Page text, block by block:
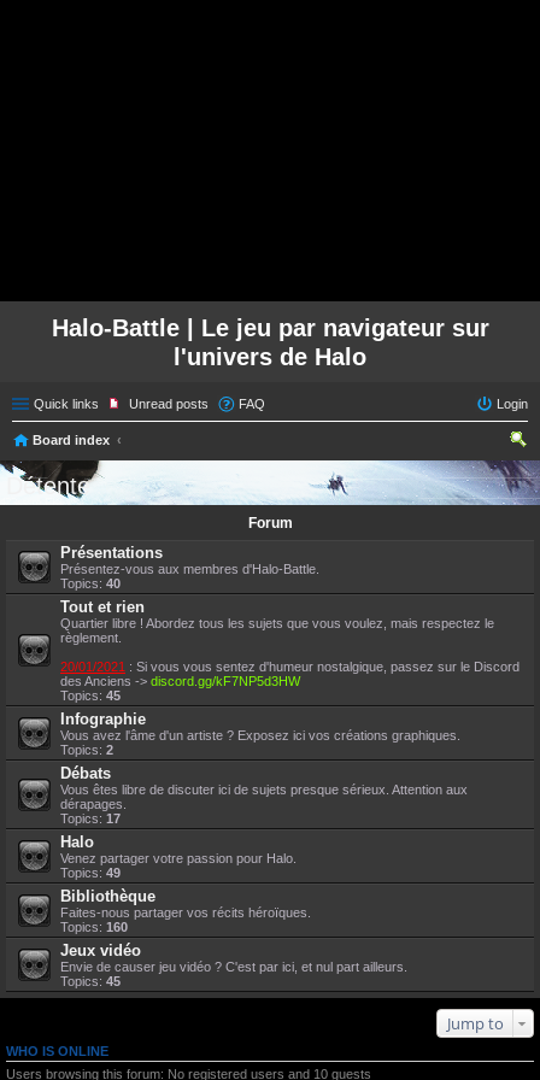
Halo-Battle | Le jeu par navigateur sur
l'univers de Halo
Quick links Unread posts FAQ Login
Board index
ear
ch
Détente
Forum
Présentations
Présentez-vous aux membres d'Halo-Battle.
Topics: 40
Tout et rien
Quartier libre ! Abordez tous les sujets que vous voulez, mais respectez le
règlement.
20/01/2021 : Si vous vous sentez d'humeur nostalgique, passez sur le Discord
des Anciens -> discord.gg/kF7NP5d3HW
Topics: 45
Infographie
Vous avez l'âme d'un artiste ? Exposez ici vos créations graphiques.
Topics: 2
Débats
Vous êtes libre de discuter ici de sujets presque sérieux. Attention aux
dérapages.
Topics: 17
Halo
Venez partager votre passion pour Halo.
Topics: 49
Bibliothèque
Faites-nous partager vos récits héroïques.
Topics: 160
Jeux vidéo
Envie de causer jeu vidéo ? C'est par ici, et nul part ailleurs.
Topics: 45
Jump to
WHO IS ONLINE
Users browsing this forum: No registered users and 10 guests